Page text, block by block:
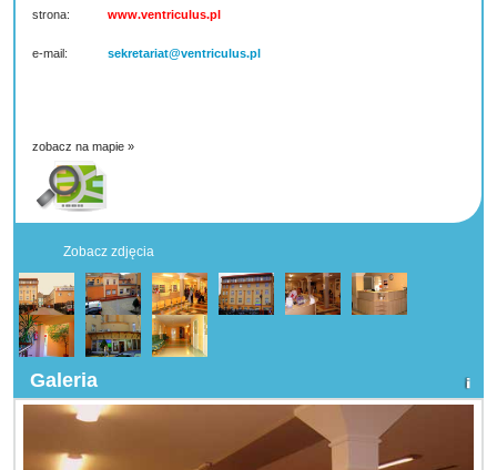
strona:
www.ventriculus.pl
e-mail: sekretariat@ventriculus.pl
zobacz na mapie »
Zobacz zdjęcia
Galeria